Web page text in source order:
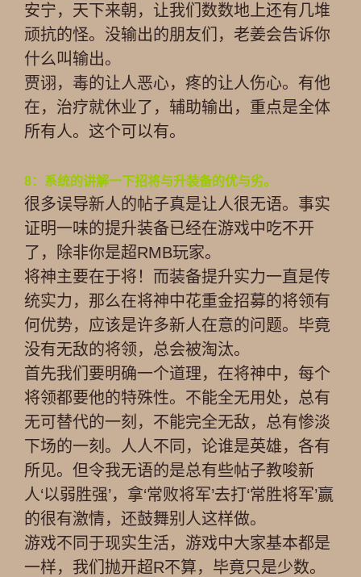
安宁，天下来朝，让我们数数地上还有几堆
顽抗的怪。没输出的朋友们，老姜会告诉你
什么叫输出。
贾诩，毒的让人恶心，疼的让人伤心。有他
在，治疗就休业了，辅助输出，重点是全体
所有人。这个可以有。
8：系统的讲解一下招将与升装备的优与劣。
很多误导新人的帖子真是让人很无语。事实
证明一味的提升装备已经在游戏中吃不开
了，除非你是超RMB玩家。
将神主要在于将！而装备提升实力一直是传
统实力，那么在将神中花重金招募的将领有
何优势，应该是许多新人在意的问题。毕竟
没有无敌的将领，总会被淘汰。
首先我们要明确一个道理，在将神中，每个
将领都要他的特殊性。不能全无用处，总有
无可替代的一刻，不能完全无敌，总有惨淡
下场的一刻。人人不同，论谁是英雄，各有
所见。但令我无语的是总有些帖子教唆新
人‘以弱胜强’，拿‘常败将军’去打‘常胜将军’赢
的很有激情，还鼓舞别人这样做。
游戏不同于现实生活，游戏中大家基本都是
一样，我们抛开超R不算，毕竟只是少数。